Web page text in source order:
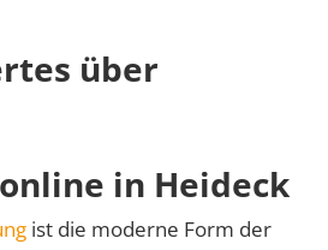
über
in Heideck
ist die moderne Form der